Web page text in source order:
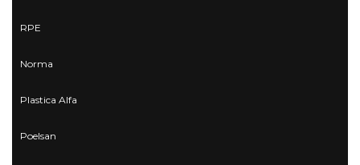
RPE
Norma
Plastica Alfa
Poelsan